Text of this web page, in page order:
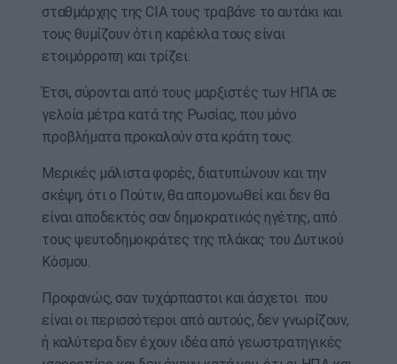
σταθμάρχης της CIA τους τραβάνε το αυτάκι και
τους θυμίζουν ότι η καρέκλα τους είναι
ετοιμόρροπη και τρίζει.
Έτσι, σύρονται από τους μαρξιστές των ΗΠΑ σε
γελοία μέτρα κατά της Ρωσίας, που μόνο
προβλήματα προκαλούν στα κράτη τους.
Μερικές μάλιστα φορές, διατυπώνουν και την
σκέψη, ότι ο Πούτιν, θα απομονωθεί και δεν θα
είναι αποδεκτός σαν δημοκρατικός ηγέτης, από
τους ψευτοδημοκράτες της πλάκας του Δυτικού
Κόσμου.
Προφανώς, σαν τυχάρπαστοι και άσχετοι που
είναι οι περισσότεροι από αυτούς, δεν γνωρίζουν,
ή καλύτερα δεν έχουν ιδέα από γεωστρατηγικές